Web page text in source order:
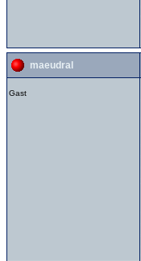
maeudral
Gast